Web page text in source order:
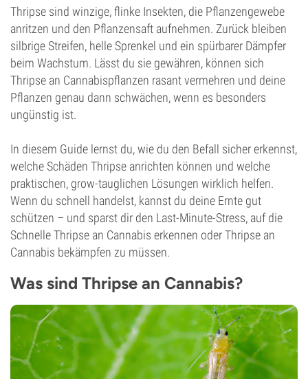
Thripse sind winzige, flinke Insekten, die Pflanzengewebe
anritzen und den Pflanzensaft aufnehmen. Zurück bleiben
silbrige Streifen, helle Sprenkel und ein spürbarer Dämpfer
beim Wachstum. Lässt du sie gewähren, können sich
Thripse an Cannabispflanzen rasant vermehren und deine
Pflanzen genau dann schwächen, wenn es besonders
ungünstig ist.
In diesem Guide lernst du, wie du den Befall sicher erkennst,
welche Schäden Thripse anrichten können und welche
praktischen, grow-tauglichen Lösungen wirklich helfen.
Wenn du schnell handelst, kannst du deine Ernte gut
schützen – und sparst dir den Last-Minute-Stress, auf die
Schnelle Thripse an Cannabis erkennen oder Thripse an
Cannabis bekämpfen zu müssen.
Was sind Thripse an Cannabis?